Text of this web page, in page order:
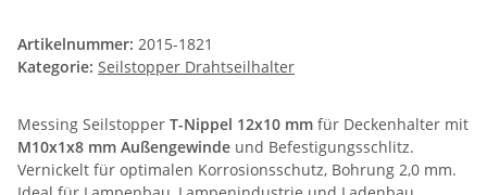
Artikelnummer: 2015-1821
Kategorie: Seilstopper Drahtseilhalter
Messing Seilstopper T-Nippel 12x10 mm für Deckenhalter mit
M10x1x8 mm Außengewinde und Befestigungsschlitz.
Vernickelt für optimalen Korrosionsschutz, Bohrung 2,0 mm.